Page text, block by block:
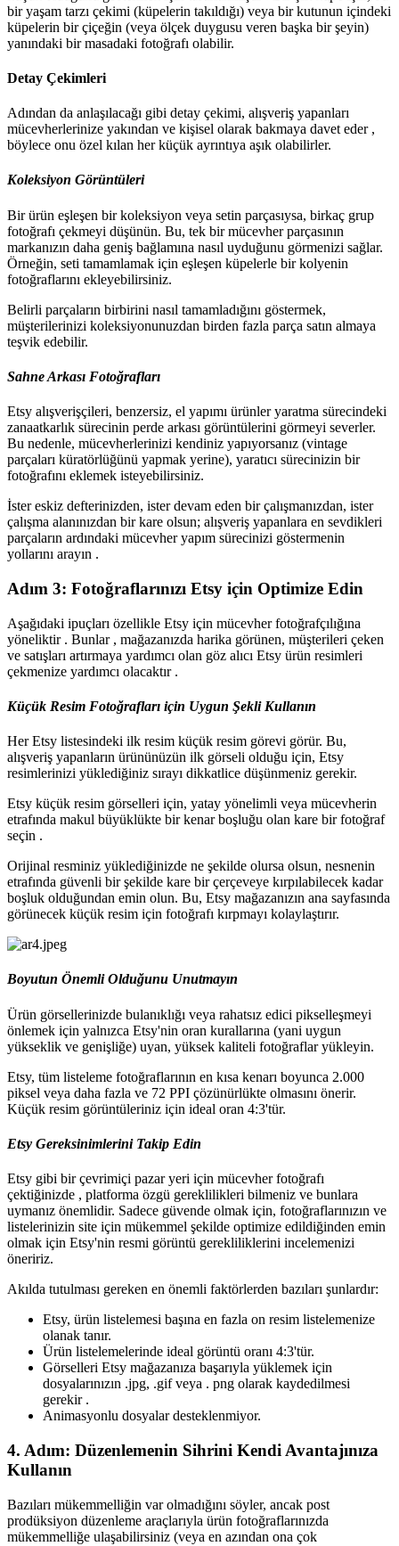
bir yaşam tarzı çekimi (küpelerin takıldığı) veya bir kutunun içindeki
küpelerin bir çiçeğin (veya ölçek duygusu veren başka bir şeyin)
yanındaki bir masadaki fotoğrafı olabilir.
Detay Çekimleri
Adından da anlaşılacağı gibi detay çekimi, alışveriş yapanları
mücevherlerinize yakından ve kişisel olarak bakmaya davet eder ,
böylece onu özel kılan her küçük ayrıntıya aşık olabilirler.
Koleksiyon Görüntüleri
Bir ürün eşleşen bir koleksiyon veya setin parçasıysa, birkaç grup
fotoğrafı çekmeyi düşünün. Bu, tek bir mücevher parçasının
markanızın daha geniş bağlamına nasıl uyduğunu görmenizi sağlar.
Örneğin, seti tamamlamak için eşleşen küpelerle bir kolyenin
fotoğraflarını ekleyebilirsiniz.
Belirli parçaların birbirini nasıl tamamladığını göstermek,
müşterilerinizi koleksiyonunuzdan birden fazla parça satın almaya
teşvik edebilir.
Sahne Arkası Fotoğrafları
Etsy alışverişçileri, benzersiz, el yapımı ürünler yaratma sürecindeki
zanaatkarlık sürecinin perde arkası görüntülerini görmeyi severler.
Bu nedenle, mücevherlerinizi kendiniz yapıyorsanız (vintage
parçaları küratörlüğünü yapmak yerine), yaratıcı sürecinizin bir
fotoğrafını eklemek isteyebilirsiniz.
İster eskiz defterinizden, ister devam eden bir çalışmanızdan, ister
çalışma alanınızdan bir kare olsun; alışveriş yapanlara en sevdikleri
parçaların ardındaki mücevher yapım sürecinizi göstermenin
yollarını arayın .
Adım 3: Fotoğraflarınızı Etsy için Optimize Edin
Aşağıdaki ipuçları özellikle Etsy için mücevher fotoğrafçılığına
yöneliktir . Bunlar , mağazanızda harika görünen, müşterileri çeken
ve satışları artırmaya yardımcı olan göz alıcı Etsy ürün resimleri
çekmenize yardımcı olacaktır .
Küçük Resim Fotoğrafları için Uygun Şekli Kullanın
Her Etsy listesindeki ilk resim küçük resim görevi görür. Bu,
alışveriş yapanların ürününüzün ilk görseli olduğu için, Etsy
resimlerinizi yüklediğiniz sırayı dikkatlice düşünmeniz gerekir.
Etsy küçük resim görselleri için, yatay yönelimli veya mücevherin
etrafında makul büyüklükte bir kenar boşluğu olan kare bir fotoğraf
seçin .
Orijinal resminiz yüklediğinizde ne şekilde olursa olsun, nesnenin
etrafında güvenli bir şekilde kare bir çerçeveye kırpılabilecek kadar
boşluk olduğundan emin olun. Bu, Etsy mağazanızın ana sayfasında
görünecek küçük resim için fotoğrafı kırpmayı kolaylaştırır.
Boyutun Önemli Olduğunu Unutmayın
Ürün görsellerinizde bulanıklığı veya rahatsız edici pikselleşmeyi
önlemek için yalnızca Etsy'nin oran kurallarına (yani uygun
yükseklik ve genişliğe) uyan, yüksek kaliteli fotoğraflar yükleyin.
Etsy, tüm listeleme fotoğraflarının en kısa kenarı boyunca 2.000
piksel veya daha fazla ve 72 PPI çözünürlükte olmasını önerir.
Küçük resim görüntüleriniz için ideal oran 4:3'tür.
Etsy Gereksinimlerini Takip Edin
Etsy gibi bir çevrimiçi pazar yeri için mücevher fotoğrafı
çektiğinizde , platforma özgü gereklilikleri bilmeniz ve bunlara
uymanız önemlidir. Sadece güvende olmak için, fotoğraflarınızın ve
listelerinizin site için mükemmel şekilde optimize edildiğinden emin
olmak için Etsy'nin resmi görüntü gerekliliklerini incelemenizi
öneririz.
Akılda tutulması gereken en önemli faktörlerden bazıları şunlardır:
Etsy, ürün listelemesi başına en fazla on resim listelemenize
olanak tanır.
Ürün listelemelerinde ideal görüntü oranı 4:3'tür.
Görselleri Etsy mağazanıza başarıyla yüklemek için
dosyalarınızın .jpg, .gif veya . png olarak kaydedilmesi
gerekir .
Animasyonlu dosyalar desteklenmiyor.
4. Adım: Düzenlemenin Sihrini Kendi Avantajınıza
Kullanın
Bazıları mükemmelliğin var olmadığını söyler, ancak post
prodüksiyon düzenleme araçlarıyla ürün fotoğraflarınızda
mükemmelliğe ulaşabilirsiniz (veya en azından ona çok